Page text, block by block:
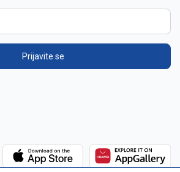
Prijavite se